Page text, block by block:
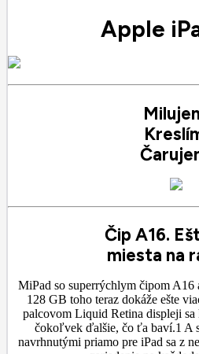
Apple
Čip A16.
miesta na
MiPad so superrýchlym čipom A16
128 GB toho teraz dokáže ešte
palcovom Liquid Retina displeji sa
čokoľvek ďalšie, čo ťa baví.1 A
navrhnutými priamo pre iPad sa z